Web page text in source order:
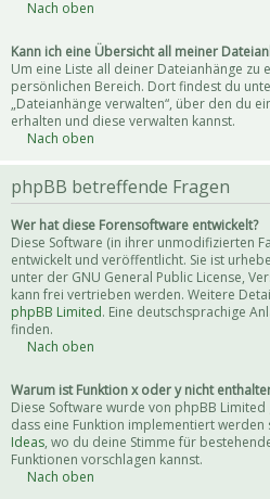
Nach oben
Kann ich eine Übersicht all meiner
Um eine Liste all deiner Dateianhänge zu
persönlichen Bereich. Dort findest du
„Dateianhänge verwalten“, über den du
erhalten und diese verwalten kannst.
Nach oben
phpBB betreffende Fragen
Wer hat diese Forensoftware entwickelt?
Diese Software (in ihrer unmodifizierten
entwickelt und veröffentlicht. Sie ist
unter der GNU General Public License,
kann frei vertrieben werden. Weitere
phpBB Limited. Eine deutschsprachige
finden.
Nach oben
Warum ist Funktion x oder y nicht
Diese Software wurde von phpBB
dass eine Funktion implementiert werden
Ideas, wo du deine Stimme für
Funktionen vorschlagen kannst.
Nach oben